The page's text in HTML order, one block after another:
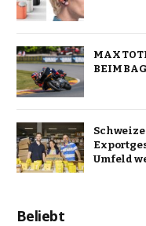
MAX
BEIM
Umfeld
Beliebt